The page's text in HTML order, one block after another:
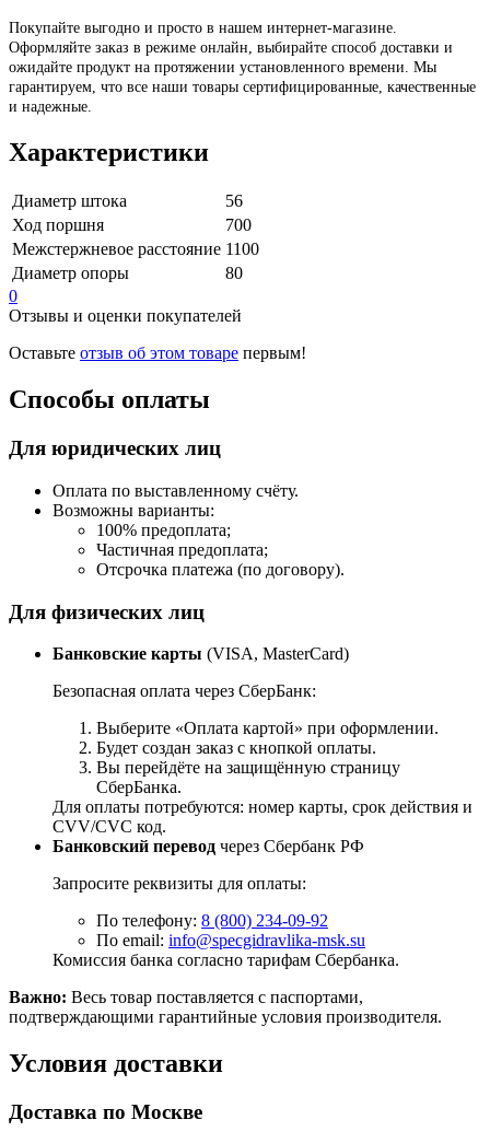
Покупайте выгодно и просто в нашем интернет-магазине.
Оформляйте заказ в режиме онлайн, выбирайте способ доставки и
ожидайте продукт на протяжении установленного времени. Мы
гарантируем, что все наши товары сертифицированные, качественные
и надежные.
Характеристики
Диаметр штока
56
Ход поршня
700
Межстержневое расстояние 1100
Диаметр опоры
80
0
Отзывы и оценки покупателей
Оставьте отзыв об этом товаре первым!
Способы оплаты
Для юридических лиц
Оплата по выставленному счёту.
Возможны варианты:
100% предоплата;
Частичная предоплата;
Отсрочка платежа (по договору).
Для физических лиц
Банковские карты (VISA, MasterCard)
Безопасная оплата через СберБанк:
Выберите «Оплата картой» при оформлении.
Будет создан заказ с кнопкой оплаты.
Вы перейдёте на защищённую страницу
СберБанка.
Для оплаты потребуются: номер карты, срок действия и
CVV/CVC код.
Банковский перевод через Сбербанк РФ
Запросите реквизиты для оплаты:
По телефону: 8 (800) 234-09-92
По email: info@specgidravlika-msk.su
Комиссия банка согласно тарифам Сбербанка.
Важно: Весь товар поставляется с паспортами,
подтверждающими гарантийные условия производителя.
Условия доставки
Доставка по Москве